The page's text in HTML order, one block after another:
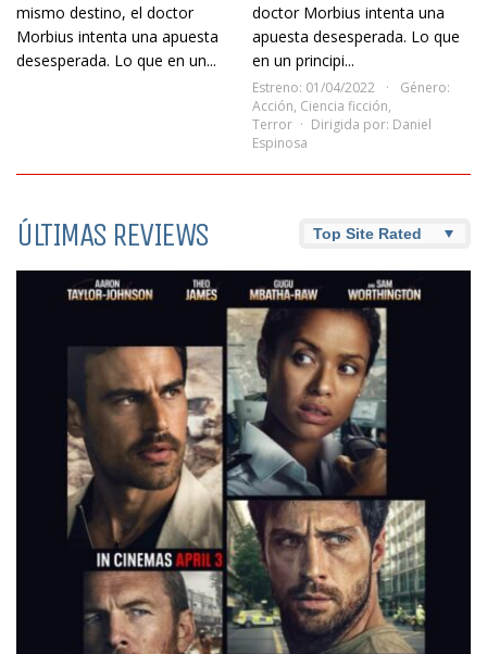
mismo destino, el doctor
Morbius intenta una apuesta
desesperada. Lo que en un...
doctor Morbius intenta una
apuesta desesperada. Lo que
en un principi...
Estreno: 01/04/2022
Género:
Acción, Ciencia ficción,
Terror
Dirigida por: Daniel
Espinosa
ÚLTIMAS REVIEWS